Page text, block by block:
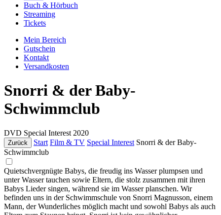
Buch & Hörbuch
Streaming
Tickets
Mein Bereich
Gutschein
Kontakt
Versandkosten
Snorri & der Baby-
Schwimmclub
DVD Special Interest 2020
Zurück Start Film & TV Special Interest Snorri & der Baby-
Schwimmclub
Quietschvergnügte Babys, die freudig ins Wasser plumpsen und
unter Wasser tauchen sowie Eltern, die stolz zusammen mit ihren
Babys Lieder singen, während sie im Wasser planschen. Wir
befinden uns in der Schwimmschule von Snorri Magnusson, einem
Mann, der Wunderliches möglich macht und sowohl Babys als auch